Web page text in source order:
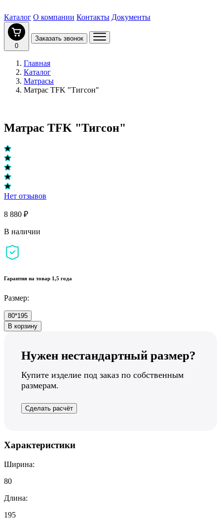
Каталог О компании Контакты Документы
0
Заказать звонок
Главная
Каталог
Матрасы
Матрас TFK "Тигсон"
Матрас TFK "Тигсон"
Нет отзывов
8 880 ₽
В наличии
Гарантия на товар 1,5 года
Размер:
80*195
В корзину
Нужен нестандартный размер?
Купите изделие под заказ по собственным
размерам.
Сделать расчёт
Характеристики
Ширина:
80
Длина:
195